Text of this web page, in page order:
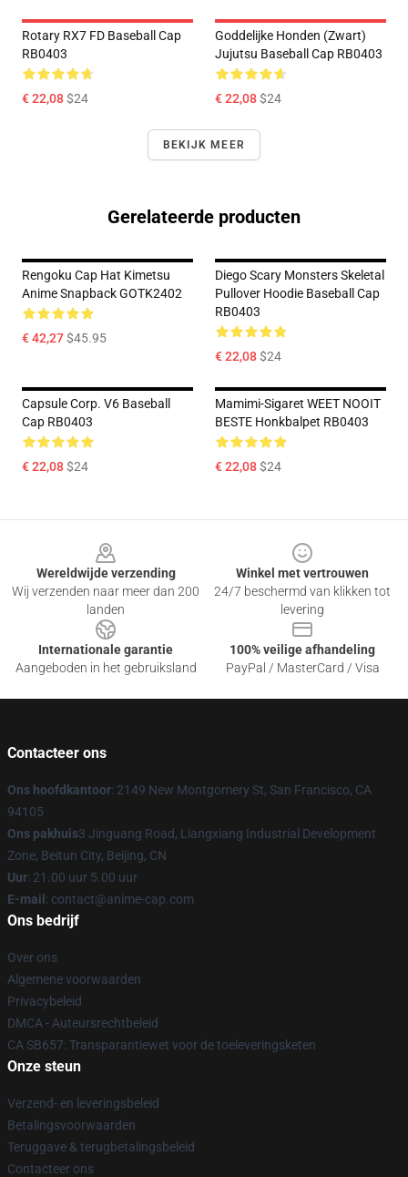
Rotary RX7 FD Baseball Cap
RB0403
€ 22,08$24
Goddelijke Honden (zwart)
Jujutsu Baseball Cap RB0403
€ 22,08$24
BEKIJK MEER
Gerelateerde producten
Rengoku Cap Hat Kimetsu
Anime Snapback GOTK2402
€ 42,27$45.95
Diego Scary Monsters Skeletal
Pullover Hoodie Baseball Cap
RB0403
€ 22,08$24
Capsule Corp. V6 Baseball
Cap RB0403
€ 22,08$24
Mamimi-Sigaret WEET NOOIT
BESTE Honkbalpet RB0403
€ 22,08$24
Wereldwijde verzending
Wij verzenden naar meer dan 200
landen
Winkel met vertrouwen
24/7 beschermd van klikken tot
levering
Internationale garantie
Aangeboden in het gebruiksland
100% veilige afhandeling
PayPal / MasterCard / Visa
Contacteer ons
Ons hoofdkantoor: 2149 New Montgomery St, San Francisco, CA
94105
Ons pakhuis3 Jinguang Road, Liangxiang Industrial Development
Zone, Beitun City, Beijing, CN
Uur: 21.00 uur 5.00 uur
E-mail : contact@anime-cap.com
Ons bedrijf
Over ons
Algemene voorwaarden
Privacybeleid
DMCA - Auteursrechtbeleid
CA SB657: Transparantiewet voor de toeleveringsketen
Onze steun
Verzend- en leveringsbeleid
Betalingsvoorwaarden
Teruggave & terugbetalingsbeleid
Contacteer ons